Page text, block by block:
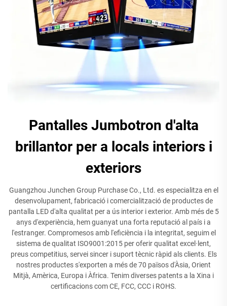
Pantalles Jumbotron d'alta
brillantor per a locals interiors i
exteriors
Guangzhou Junchen Group Purchase Co., Ltd. es especialitza en el
desenvolupament, fabricació i comercialització de productes de
pantalla LED d'alta qualitat per a ús interior i exterior. Amb més de 5
anys d'experiència, hem guanyat una forta reputació al país i a
l'estranger. Compromesos amb l'eficiència i la integritat, seguim el
sistema de qualitat ISO9001:2015 per oferir qualitat excel·lent,
preus competitius, servei sincer i suport tècnic ràpid als clients. Els
nostres productes s'exporten a més de 70 països d'Àsia, Orient
Mitjà, Amèrica, Europa i Àfrica. Tenim diverses patents a la Xina i
certificacions com CE, FCC, CCC i ROHS.